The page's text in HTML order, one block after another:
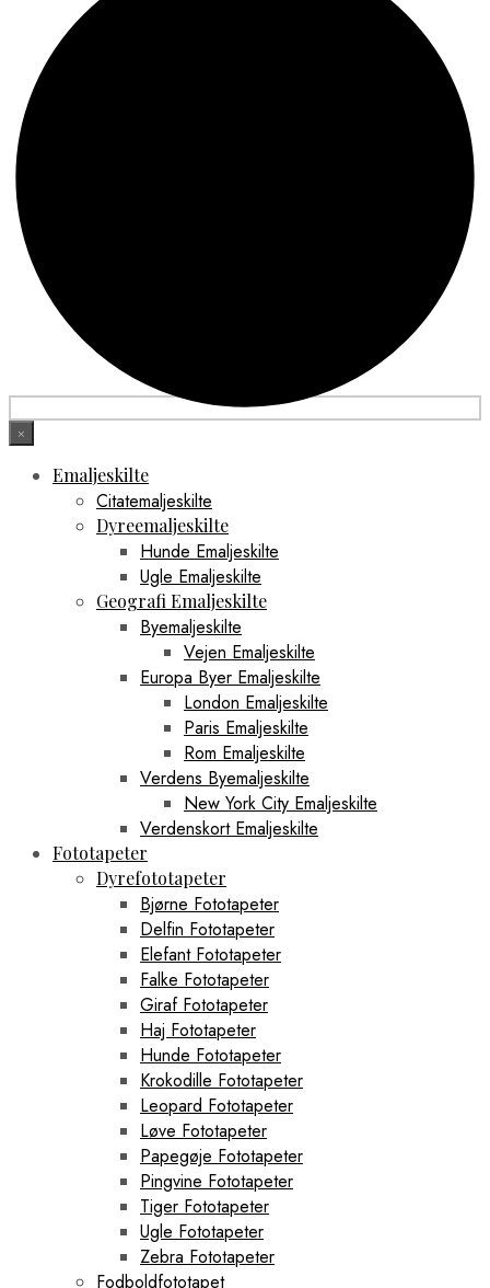
×
Emaljeskilte
Citatemaljeskilte
Dyreemaljeskilte
Hunde Emaljeskilte
Ugle Emaljeskilte
Geografi Emaljeskilte
Byemaljeskilte
Vejen Emaljeskilte
Europa Byer Emaljeskilte
London Emaljeskilte
Paris Emaljeskilte
Rom Emaljeskilte
Verdens Byemaljeskilte
New York City Emaljeskilte
Verdenskort Emaljeskilte
Fototapeter
Dyrefototapeter
Bjørne Fototapeter
Delfin Fototapeter
Elefant Fototapeter
Falke Fototapeter
Giraf Fototapeter
Haj Fototapeter
Hunde Fototapeter
Krokodille Fototapeter
Leopard Fototapeter
Løve Fototapeter
Papegøje Fototapeter
Pingvine Fototapeter
Tiger Fototapeter
Ugle Fototapeter
Zebra Fototapeter
Fodboldfototapet